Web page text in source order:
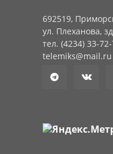
692519,
ул. Плеханова,
тел. (4234) 33-
telemiks@mail.ru